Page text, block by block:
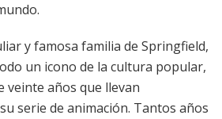
y famosa familia de Springfield,
un icono de la cultura popular,
veinte años que llevan
serie de animación. Tantos años